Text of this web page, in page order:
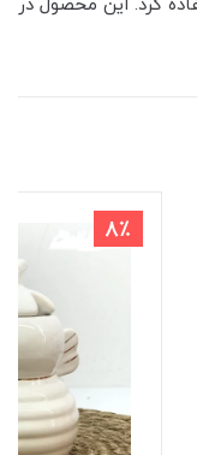
کرد. این محصول در
8٪